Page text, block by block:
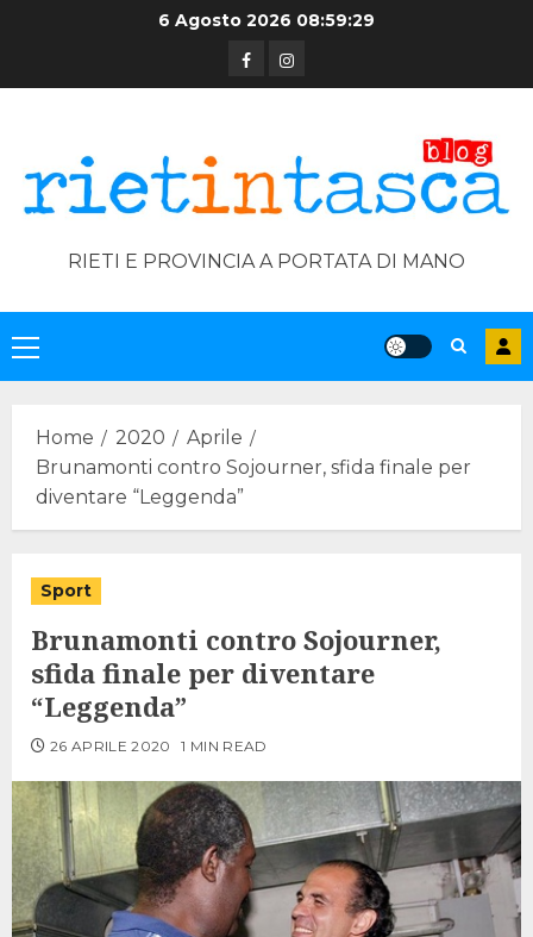
6 Agosto 2026 08:59:30
FacebookInstagram
RIETI E PROVINCIA A PORTATA DI MANO
Primary
Menu
Home 2020
Aprile
Brunamonti contro Sojourner, sfida finale per
diventare “Leggenda”
Sport
Brunamonti contro Sojourner,
sfida finale per diventare
“Leggenda”
26 APRILE 2020 1 MIN READ